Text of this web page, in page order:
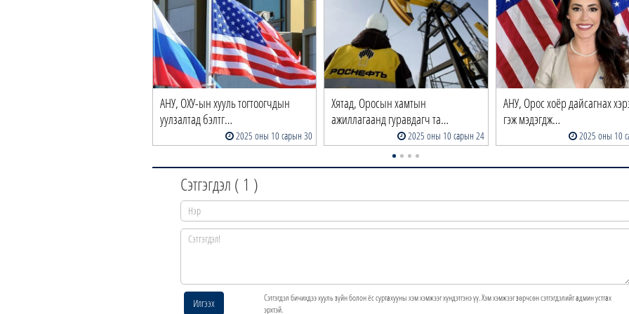
АНУ, ОХУ-ын хууль тогтоогчдын
уулзалтад бэлтг…
2025 оны 10 сарын 30
Хятад, Оросын хамтын
ажиллагаанд гуравдагч та…
2025 оны 10 сарын 24
АНУ, Орос хоёр дайсагнах
гэж мэдэгдж…
2025 оны 10
Сэтгэгдэл ( 1 )
Илгээх
Сэтгэгдэл бичихдээ хууль зүйн болон ёс суртахууны хэм хэмжээг хүндэтгэнэ үү. Хэм хэмжээг зөрчсөн сэтгэгдэлийг админ устгах
эрхтэй.